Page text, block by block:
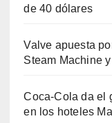
de 40 dólares
Valve apuesta
Steam Machine
Coca-Cola da el
en los hoteles